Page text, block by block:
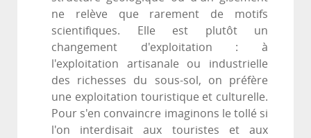
ne relève que rarement de motifs
scientifiques. Elle est plutôt un
changement d'exploitation : à
l'exploitation artisanale ou industrielle
des richesses du sous-sol, on préfère
une exploitation touristique et culturelle.
Pour s'en convaincre imaginons le tollé si
l'on interdisait aux touristes et aux